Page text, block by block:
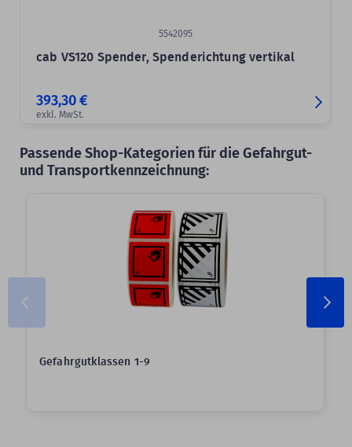
cab VS120 Spender, Spenderichtung vertikal
5542095
393,30 €
exkl. MwSt.
Passende Shop-Kategorien für die Gefahrgut-
und Transportkennzeichnung:
Gefahrgutklassen 1-9